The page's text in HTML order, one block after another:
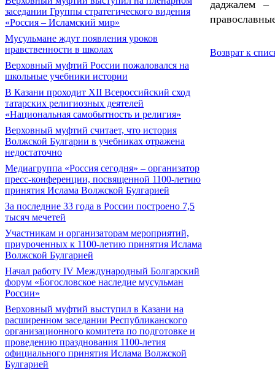
заседании Группы стратегического видения
«Россия – Исламский мир»
Мусульмане ждут появления уроков
нравственности в школах
Верховный муфтий России пожаловался на
школьные учебники истории
В Казани проходит XII Всероссийский сход
татарских религиозных деятелей
«Национальная самобытность и религия»
Верховный муфтий считает, что история
Волжской Булгарии в учебниках отражена
недостаточно
Медиагруппа «Россия сегодня» – организатор
пресс-конференции, посвященной 1100-летию
принятия Ислама Волжской Булгарией
За последние 33 года в России построено 7,5
тысяч мечетей
Участникам и организаторам мероприятий,
приуроченных к 1100-летию принятия Ислама
Волжской Булгарией
Начал работу IV Международный Болгарский
форум «Богословское наследие мусульман
России»
Верховный муфтий выступил в Казани на
расширенном заседании Республиканского
организационного комитета по подготовке и
проведению празднования 1100-летия
официального принятия Ислама Волжской
Булгарией
даджалем –
Возврат к